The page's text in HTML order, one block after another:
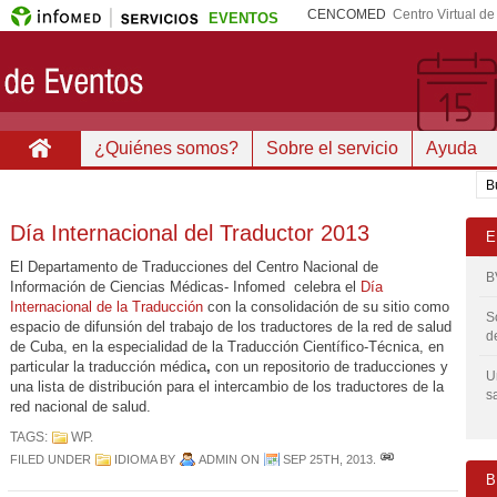
EVENTOS CENCOMED Centro Virtual
¿Quiénes somos? Sobre el servicio Ayuda
Día Internacional del Traductor 2013
El Departamento de Traducciones del Centro Nacional de
Información de Ciencias Médicas- Infomed celebra el Día
Internacional de la Traducción con la consolidación de su sitio como
espacio de difunsión del trabajo de los traductores de la red de salud
de Cuba, en la especialidad de la Traducción Científico-Técnica, en
particular la traducción médica, con un repositorio de traducciones y
una lista de distribución para el intercambio de los traductores de la
red nacional de salud.
TAGS: WP.
FILED UNDER IDIOMABY ADMIN ON SEP 25TH, 2013